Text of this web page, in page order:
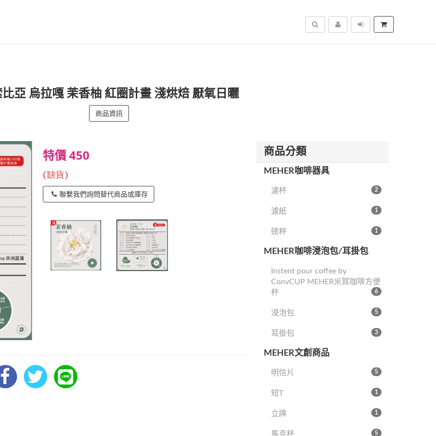
搜尋
亞 烏拉嘎 茉香柚 紅圈計畫 淺烘焙 厭氧日曬
商品資訊
特價 450
(缺貨)
聯繫我們詢問替代商品或庫存
商品分類
MEHER咖啡器具
濾杯 2
濾紙 1
磅秤 1
MEHER咖啡浸泡包/耳掛包
Instent pour coffee by
ConvCUP MEHER米賀咖啡方便
杯
6
浸泡包 5
耳掛包 3
MEHER文創商品
明信片 5
短T 1
立牌 1
馬克杯 5